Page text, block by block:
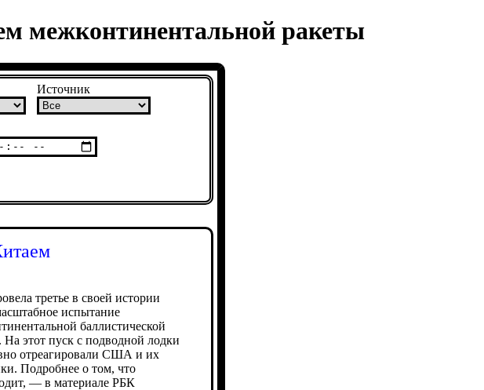
межконтинентальной ракеты
Источник
третье в своей истории
испытание
баллистической
На этот пуск с подводной лодки
отреагировали США и их
Подробнее о том, что
— в материале РБК